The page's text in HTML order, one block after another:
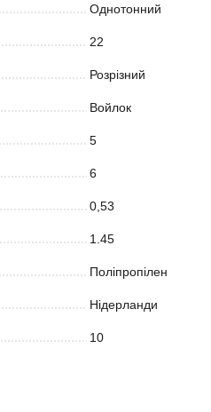
Однотонний
22
Розрізний
Войлок
5
6
0,53
1.45
Поліпропілен
Нідерланди
10